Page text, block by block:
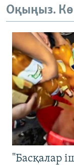
Оқыңыз.
"Басқалар